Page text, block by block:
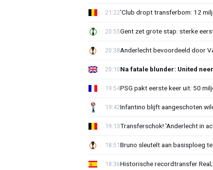
'Club dropt transferbom: 12
21:22
Gent zet grote stap: sterke
20:55
Anderlecht bevoordeeld door
20:38
Na fatale blunder: United
20:10
PSG pakt eerste keer uit: 50
19:54
Infantino blijft aangeschoten
19:42
Transferschok! 'Anderlecht in
19:13
Bruno sleutelt aan basisploeg
18:51
Historische recordtransfer
18:36